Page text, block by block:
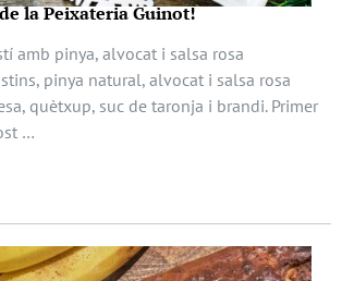
la Peixateria Guinot!
amb pinya, alvocat i salsa rosa
pinya natural, alvocat i salsa rosa
quètxup, suc de taronja i brandi. Primer
…